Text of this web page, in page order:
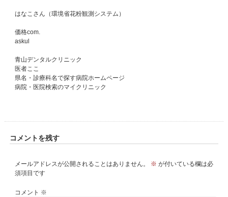
はなこさん（環境省花粉観測システム）
価格com.
askul
青山デンタルクリニック
医者ここ
県名・診療科名で探す病院ホームページ
病院・医院検索のマイクリニック
コメントを残す
メールアドレスが公開されることはありません。 ※ が付いている欄は必
須項目です
コメント ※